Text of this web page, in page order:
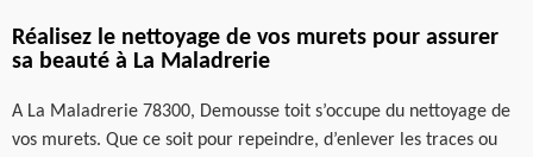
Réalisez le nettoyage de vos murets pour assurer
sa beauté à La Maladrerie
A La Maladrerie 78300, Demousse toit s’occupe du nettoyage de
vos murets. Que ce soit pour repeindre, d’enlever les traces ou